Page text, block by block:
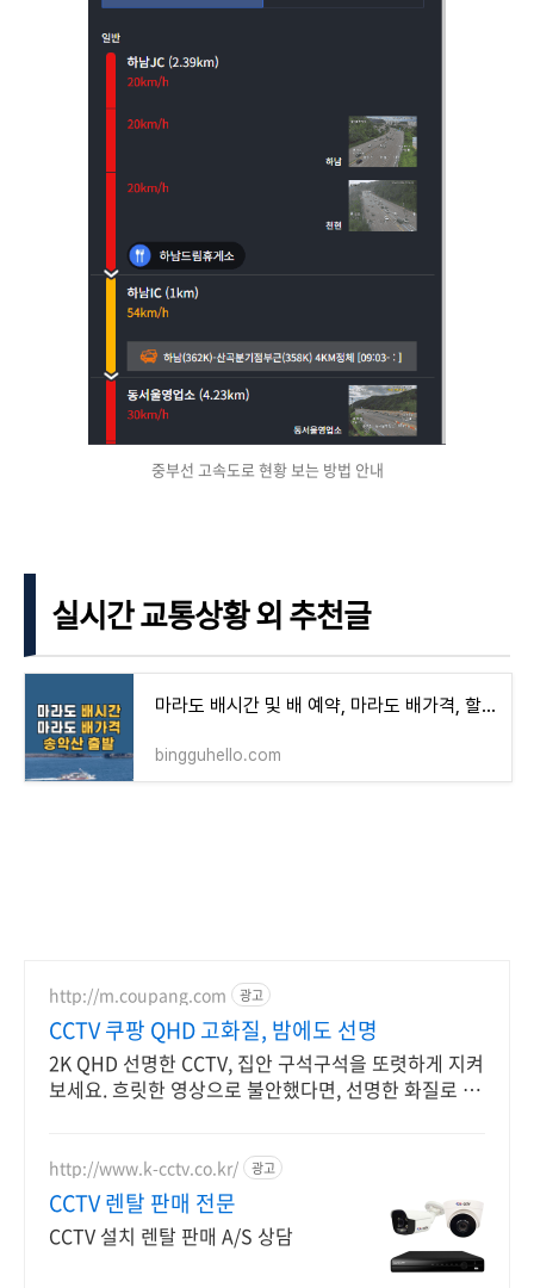
중부선 고속도로 현황 보는 방법 안내
실시간 교통상황 외 추천글
마라도 배시간 및 배 예약, 마라도 배가격, 할인 방법 feat. 송악산 출발
bingguhello.com
http://m.coupang.com 광고
CCTV 쿠팡 QHD 고화질, 밤에도 선명
2K QHD 선명한 CCTV, 집안 구석구석을 또렷하게 지켜
보세요. 흐릿한 영상으로 불안했다면, 선명한 화질로 소
http://www.k-cctv.co.kr/ 광고
CCTV 렌탈 판매 전문
CCTV 설치 렌탈 판매 A/S 상담